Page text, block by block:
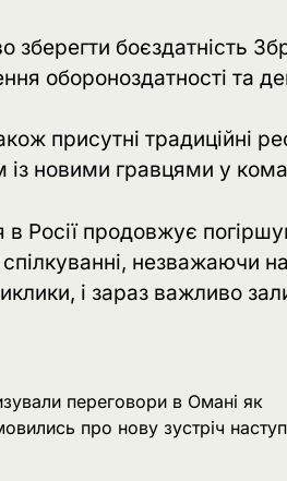
зберегти боєздатність
обороноздатності та
присутні традиційні
новими гравцями у
в Росії продовжує
незважаючи на
і зараз важливо
переговори в Омані як
про нову зустріч